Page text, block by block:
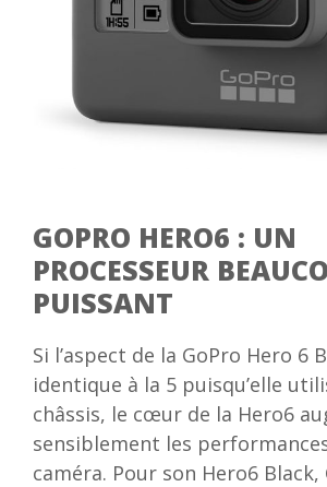
GOPRO HERO6 : UN
PROCESSEUR
PUISSANT
Si l’aspect de la GoPro Hero 6
identique à la 5 puisqu’elle
châssis, le cœur de la Hero6
sensiblement les
caméra. Pour son Hero6 Black,